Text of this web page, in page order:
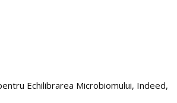
Echilibrarea Microbiomului, Indeed,